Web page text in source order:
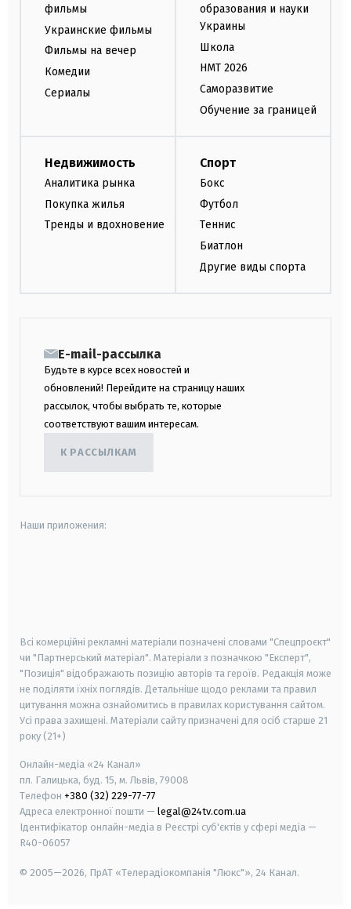
фильмы
Украинские фильмы
Фильмы на вечер
Комедии
Сериалы
образования и науки
Украины
Школа
НМТ 2026
Саморазвитие
Обучение за границей
Недвижимость
Аналитика рынка
Покупка жилья
Тренды и вдохновение
Спорт
Бокс
Футбол
Теннис
Биатлон
Другие виды спорта
E-mail-рассылка
Будьте в курсе всех новостей и
обновлений! Перейдите на страницу наших
рассылок, чтобы выбрать те, которые
соответствуют вашим интересам.
К РАССЫЛКАМ
Наши приложения:
Всі комерційні рекламні матеріали позначені словами "Спецпроєкт"
чи "Партнерський матеріал". Матеріали з позначкою "Експерт",
"Позиція" відображають позицію авторів та героїв. Редакція може
не поділяти їхніх поглядів. Детальніше щодо реклами та правил
цитування можна ознайомитись в правилах користування сайтом.
Усі права захищені. Матеріали сайту призначені для осіб старше 21
року (21+)
Онлайн-медіа «24 Канал»
пл. Галицька, буд. 15, м. Львів, 79008
Телефон +380 (32) 229-77-77
Адреса електронної пошти — legal@24tv.com.ua
Ідентифікатор онлайн-медіа в Реєстрі суб'єктів у сфері медіа —
R40-06057
© 2005—2026, ПрАТ «Телерадіокомпанія "Люкс"», 24 Канал.